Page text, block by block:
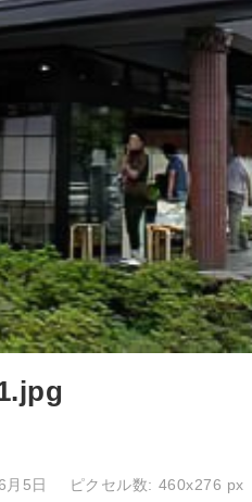
月5日 ピクセル数: 460x276 px